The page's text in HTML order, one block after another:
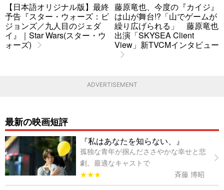
【日本語オリジナル版】最終
予告『スター・ウォーズ：ビ
ジョンズ／九人目のジェダ
イ』｜Star Wars(スター・ウ
ォーズ)
藤原竜也、今度の『カイジ』
は山が舞台!?「山でゲームが
繰り広げられる」 藤原竜也
出演「SKYSEA Client
View」新TVCMインタビュー
ADVERTISEMENT
最新の映画短評
『私はあなたを知らない、』
孤独な青年が掴んだささやかな幸せと悲
劇。最適なキャストで
★★★
斉藤 博昭